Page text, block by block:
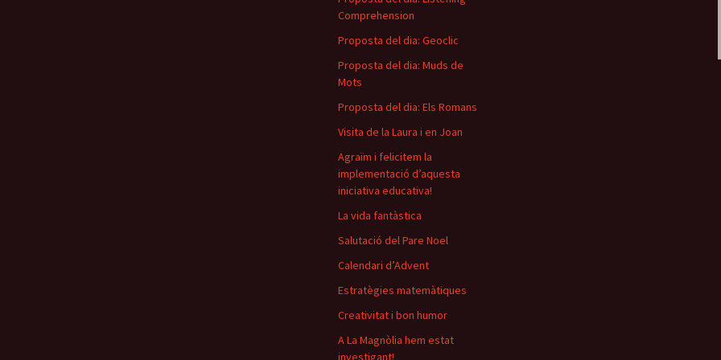
Comprehension
Proposta del dia: Geoclic
Proposta del dia: Muds de
Mots
Proposta del dia: Els Romans
Visita de la Laura i en Joan
Agraïm i felicitem la
implementació d’aquesta
iniciativa educativa!
La vida fantàstica
Salutació del Pare Noel
Calendari d’Advent
Estratègies matemàtiques
Creativitat i bon humor
A La Magnòlia hem estat
investigant!